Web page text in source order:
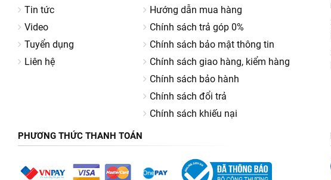
Tin tức
Video
Tuyển dụng
Liên hệ
Hướng dẫn mua hàng
Chính sách trả góp 0%
Chính sách bảo mật thông tin
Chính sách giao hàng, kiểm hàng
Chính sách bảo hành
Chính sách đổi trả
Chính sách khiếu nại
PHƯƠNG THỨC THANH TOÁN